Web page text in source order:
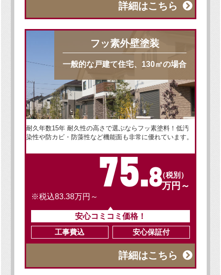
詳細はこちら
フッ素外壁塗装
一般的な戸建て住宅、130㎡の場合
耐久年数15年 耐久性の高さで選ぶならフッ素塗料！低汚
染性や防カビ・防藻性など機能面も非常に優れています。
75.8（税別）
万円～
※税込83.38万円～
安心コミコミ価格！
工事費込
安心保証付
詳細はこちら